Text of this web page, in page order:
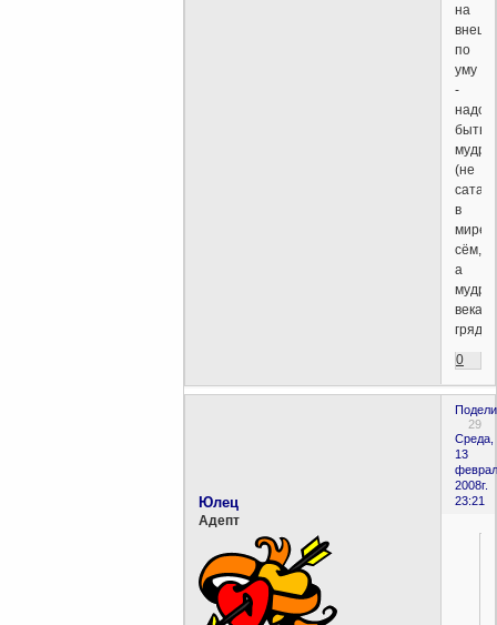
на
по
уму
-
надо
быть
(не
в
мире
сём,
а
века
0
29
Среда,
13
2008г.
23:21
Юлец
Aдепт